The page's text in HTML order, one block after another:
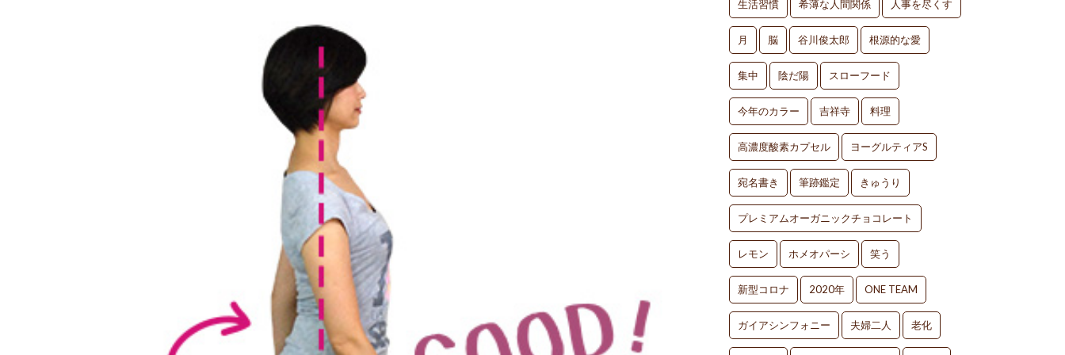
生活習慣 希薄な人間関係 人事を尽くす
月 脳 谷川俊太郎 根源的な愛
集中 陰だ陽 スローフード
今年のカラー 吉祥寺 料理
高濃度酸素カプセル ヨーグルティアS
宛名書き 筆跡鑑定 きゅうり
プレミアムオーガニックチョコレート
レモン ホメオパーシ 笑う
新型コロナ 2020年 ONE TEAM
ガイアシンフォニー 夫婦二人 老化